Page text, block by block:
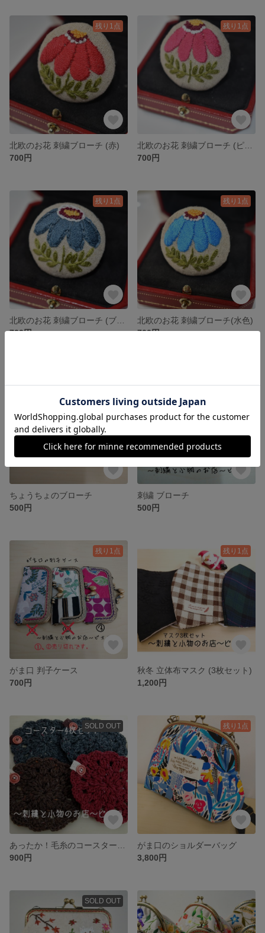
残り1点
北欧のお花 刺繍ブローチ (赤)
700円
残り1点
700円
残り1点
700円
残り1点
北欧のお花 刺繍ブローチ(水色)
700円
ちょうちょのブローチ
500円
刺繍 ブローチ
500円
残り1点
がま口 判子ケース
700円
残り1点
秋冬 立体布マスク (3枚セット)
1,200円
SOLD OUT
900円
残り1点
がま口のショルダーバッグ
3,800円
SOLD OUT